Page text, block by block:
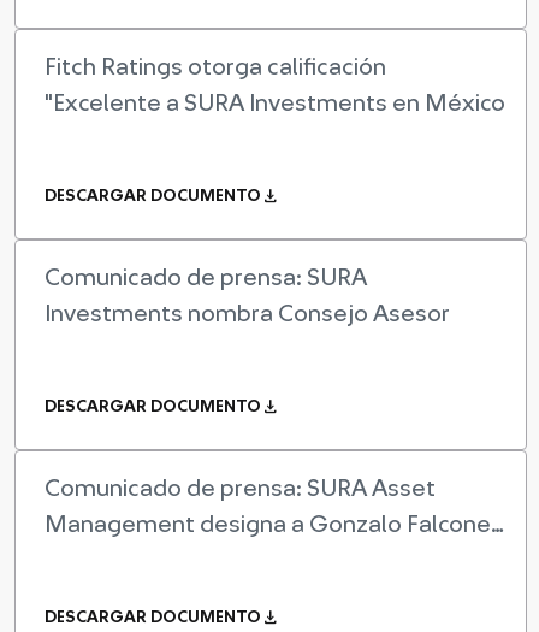
Fitch Ratings otorga calificación
"Excelente a SURA Investments en México
DESCARGAR DOCUMENTO download
Comunicado de prensa: SURA
Investments nombra Consejo Asesor
DESCARGAR DOCUMENTO download
Comunicado de prensa: SURA Asset
Management designa a Gonzalo Falcone
DESCARGAR DOCUMENTO download